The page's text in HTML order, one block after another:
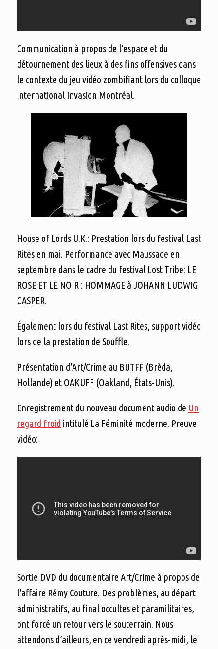
Communication à propos de l’espace et du
détournement des lieux à des fins offensives dans
le contexte du jeu vidéo zombifiant lors du colloque
international Invasion Montréal.
House of Lords U.K.: Prestation lors du festival Last
Rites en mai. Performance avec Maussade en
septembre dans le cadre du festival Lost Tribe: LE
ROSE ET LE NOIR : HOMMAGE à JOHANN LUDWIG
CASPER.
Également lors du festival Last Rites, support vidéo
lors de la prestation de Souffle.
Présentation d’Art/Crime au BUTFF (Brèda,
Hollande) et OAKUFF (Oakland, États-Unis).
Enregistrement du nouveau document audio de Un
regard froid intitulé La Féminité moderne. Preuve
vidéo:
Sortie DVD du documentaire Art/Crime à propos de
l’affaire Rémy Couture. Des problèmes, au départ
administratifs, au final occultes et paramilitaires,
ont forcé un retour vers le souterrain. Nous
attendons d’ailleurs, en ce vendredi après-midi, le